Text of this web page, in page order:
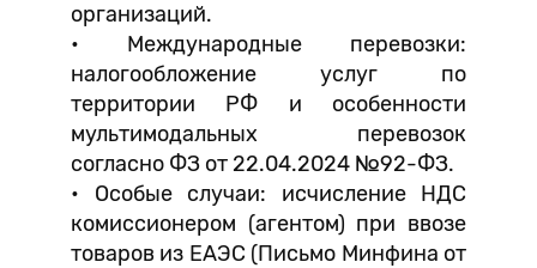
организаций.
• Международные перевозки:
налогообложение услуг по
территории РФ и особенности
мультимодальных перевозок
согласно ФЗ от 22.04.2024 №92-ФЗ.
• Особые случаи: исчисление НДС
комиссионером (агентом) при ввозе
товаров из ЕАЭС (Письмо Минфина от